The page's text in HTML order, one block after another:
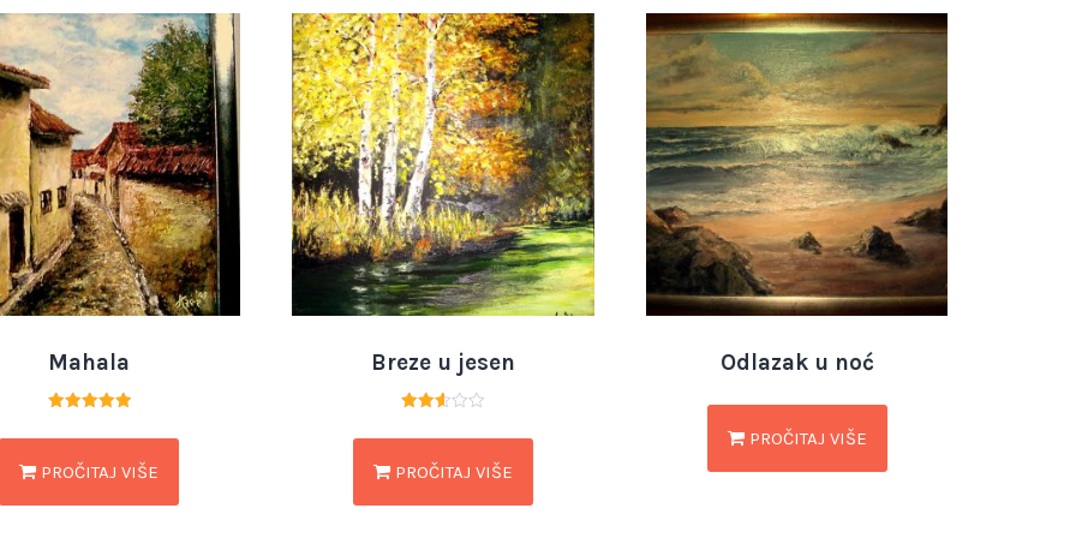
Mahala
5.00
PROČITAJ VIŠE
Breze u jesen
2.55
PROČITAJ VIŠE
Odlazak u noć
PROČITAJ VIŠE